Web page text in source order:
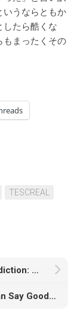
いうならともか
したら酷くな
もまったくその
TESCREAL
Maximilian Kasy著「The Means of Prediction: How Ai Really Works and Who Benefits」
Darnell Lamont Walker著「Never Can Say Goodbye: The Life of a Death Doula and the Art of a Peaceful End」